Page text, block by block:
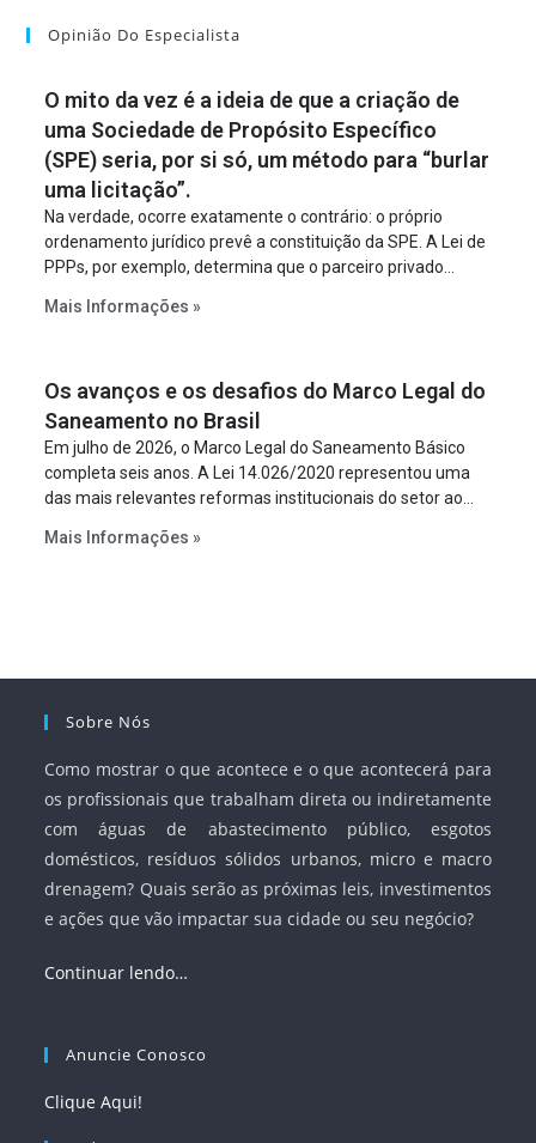
Opinião Do Especialista
O mito da vez é a ideia de que a criação de
uma Sociedade de Propósito Específico
(SPE) seria, por si só, um método para “burlar
uma licitação”.
Na verdade, ocorre exatamente o contrário: o próprio
ordenamento jurídico prevê a constituição da SPE. A Lei de
PPPs, por exemplo, determina que o parceiro privado
empreendimento. Ou seja, a suposta “fraude à licitação” é
projeto a projeto.
Mais Informações »
Os avanços e os desafios do Marco Legal do
Saneamento no Brasil
Em julho de 2026, o Marco Legal do Saneamento Básico
completa seis anos. A Lei 14.026/2020 representou uma
das mais relevantes reformas institucionais do setor ao
serviços, ampliar a participação da iniciativa privada,
Mais Informações »
Sobre Nós
Como mostrar o que acontece e o que acontecerá para
os profissionais que trabalham direta ou indiretamente
com águas de abastecimento público, esgotos
domésticos, resíduos sólidos urbanos, micro e macro
drenagem? Quais serão as próximas leis, investimentos
e ações que vão impactar sua cidade ou seu negócio?
Continuar lendo…
Anuncie Conosco
Clique Aqui!